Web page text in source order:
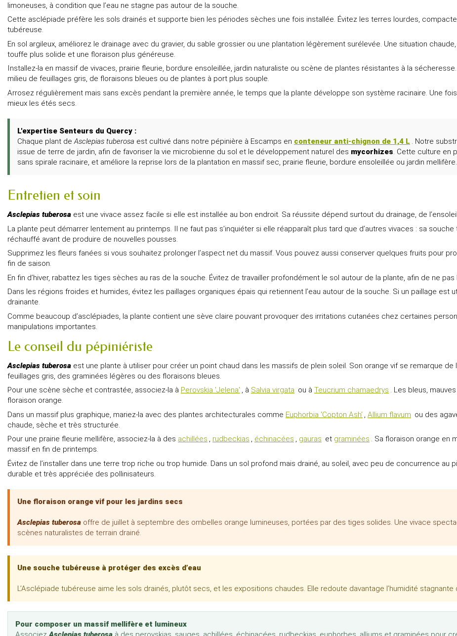
limoneuses, à condition que l’eau ne stagne pas autour de la souche.
Cette asclépiade préfère les sols drainés et supporte bien les périodes sèches une fois installée. Évitez les terres lourdes,
tubéreuse.
En sol argileux, améliorez le drainage avec du gravier, du sable grossier ou une plantation légèrement surélevée. Une situation
touffe plus solide et une floraison plus généreuse.
Installez-la en massif de vivaces, prairie fleurie, bordure ensoleillée, jardin naturaliste ou scène de plantes résistantes à la
milieu de feuillages gris, de floraisons bleues ou de plantes à port plus souple.
Arrosez régulièrement mais sans excès pendant la première année, le temps que la plante développe son système racinaire. Une
mieux les étés secs.
L'expertise Senteurs du Quercy :
Chaque plant deAsclepias tuberosa est cultivé dans notre pépinière à Escamps en conteneur anti-chignon de 1,4 L . Notre
issue de terre de jardin, afin de favoriser la vie microbienne du sol et le développement naturel des mycorhizes. Cette culture en
sans spirale racinaire, et améliore la reprise lors de la plantation en massif sec, prairie fleurie, bordure ensoleillée ou jardin mellifère.
Entretien et soin
Asclepias tuberosa est une vivace assez facile si elle est installée au bon endroit. Sa réussite dépend surtout du drainage, de
La plante peut démarrer lentement au printemps. Il ne faut pas s’inquiéter si elle réapparaît plus tard que d’autres vivaces : sa
réchauffé avant de produire de nouvelles pousses.
Supprimez les fleurs fanées si vous souhaitez prolonger l’aspect net du massif. Vous pouvez aussi conserver quelques fruits pour
fin de saison.
En fin d’hiver, rabattez les tiges sèches au ras de la souche. Évitez de travailler profondément le sol autour de la plante, afin de ne
Dans les régions froides et humides, évitez les paillages organiques épais qui retiennent l’eau autour de la souche. Si un paillage est
drainante.
Comme beaucoup d’asclépiades, la plante contient une sève claire pouvant provoquer des irritations cutanées chez certaines
manipulations importantes.
Le conseil du pépiniériste
Asclepias tuberosa est une plante à utiliser pour créer un point chaud dans les massifs de plein soleil. Son orange vif se remarque
feuillages gris, des graminées légères ou des floraisons bleues.
Pour une scène sèche et contrastée, associez-la à Perovskia 'Jelena' , à Salvia virgata ou à Teucrium chamaedrys . Les bleus,
floraison orange.
Dans un massif plus graphique, mariez-la avec des plantes architecturales comme Euphorbia 'Copton Ash' , Allium flavum ou des
chaude, sèche et très structurée.
Pour une prairie fleurie mellifère, associez-la à des achillées , rudbeckias , échinacées , gauras et graminées . Sa floraison orange en
massif en fin de printemps.
Évitez de l’installer dans une terre trop riche ou trop humide. Dans un sol profond mais drainé, au soleil, avec peu de concurrence au
durable et très appréciée des pollinisateurs.
Une floraison orange vif pour les jardins secs
Asclepias tuberosa offre de juillet à septembre des ombelles orange lumineuses, portées par des tiges solides. Une vivace
scènes naturalistes de terrain drainé.
Une souche tubéreuse à protéger des excès d’eau
L’Asclépiade tubéreuse aime les sols drainés, plutôt secs, et les expositions chaudes. Elle redoute davantage l’humidité
Pour composer un massif mellifère et lumineux